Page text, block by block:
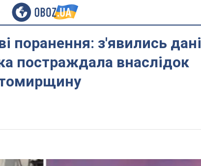
поранення: з'явились дані
постраждала внаслідок